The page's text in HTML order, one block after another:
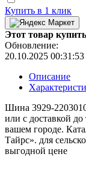
Купить в 1 клик
Этот товар
Обновление:
20.10.2025 00:31:53
Описание
Шина 3929-
или с доставкой
вашем городе.
Тайрс». для
выгодной цене